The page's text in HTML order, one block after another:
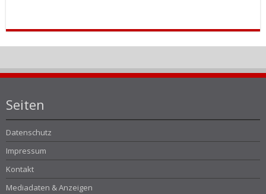
Seiten
Datenschutz
Impressum
Kontakt
Mediadaten & Anzeigen